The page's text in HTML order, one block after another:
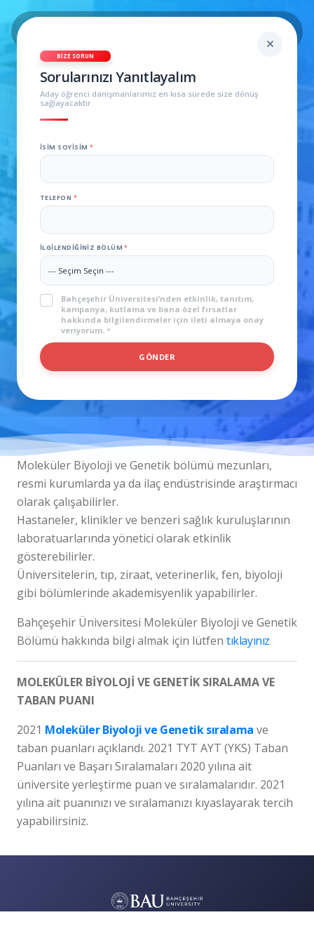
BIZE SORUN
Sorularınızı Yanıtlayalım
Aday öğrenci danışmanlarımız en kısa sürede size dönüş
sağlayacaktır.
İSIM SOYISIM *
S
O
S
I
E
O
N
TELEFON *
İLGILENDIĞINIZ BÖLÜM*
KVKK*
Bahçeşehir Üniversitesi’nden etkinlik, tanıtım,
kampanya, kutlama ve bana özel fırsatlar
hakkında bilgilendirmeler için ileti almaya onay
veriyorum. *
GÖNDER
Moleküler Biyoloji ve
Genetik Mezunu Ne İş
Yapar?
Moleküler Biyoloji ve Genetik bölümü mezunları,
resmi kurumlarda ya da ilaç endüstrisinde araştırmacı
olarak çalışabilirler.
Hastaneler, klinikler ve benzeri sağlık kuruluşlarının
laboratuarlarında yönetici olarak etkinlik
gösterebilirler.
Üniversitelerin, tıp, ziraat, veterinerlik, fen, biyoloji
gibi bölümlerinde akademisyenlik yapabilirler.
Bahçeşehir Üniversitesi Moleküler Biyoloji ve Genetik
Bölümü hakkında bilgi almak için lütfen tıklayınız
MOLEKÜLER BİYOLOJİ VE GENETİK SIRALAMA VE
TABAN PUANI
2021 Moleküler Biyoloji ve Genetik sıralama ve
taban puanları açıklandı. 2021 TYT AYT (YKS) Taban
Puanları ve Başarı Sıralamaları 2020 yılına ait
üniversite yerleştirme puan ve sıralamalarıdır. 2021
yılına ait puanınızı ve sıralamanızı kıyaslayarak tercih
yapabilirsiniz.